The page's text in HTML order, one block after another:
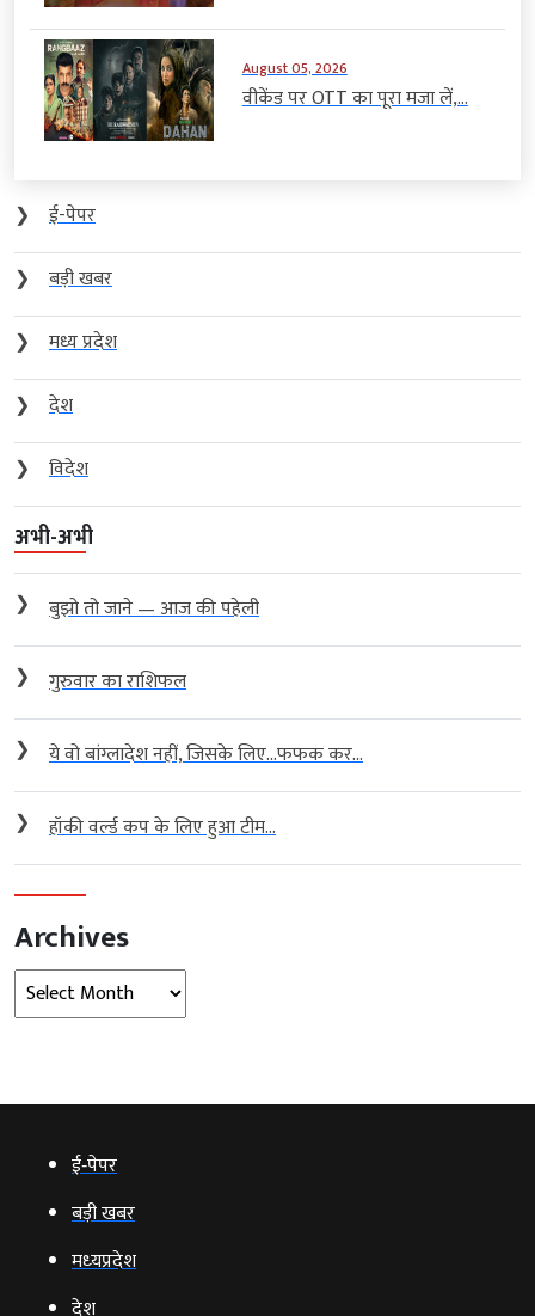
August 05, 2026
वीकेंड पर OTT का पूरा मजा लें,...
❯
ई-पेपर
❯
बड़ी खबर
❯
मध्य प्रदेश
❯
देश
❯
विदेश
अभी-अभी
❯ बुझो तो जाने — आज की पहेली
❯ गुरुवार का राशिफल
❯ ये वो बांग्लादेश नहीं, जिसके लिए…फफक कर...
❯ हॉकी वर्ल्ड कप के लिए हुआ टीम...
Archives
Archives
ई‑पेपर
बड़ी खबर
मध्‍यप्रदेश
देश